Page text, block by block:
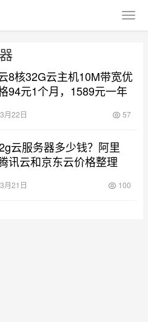
8核32G云主机10M带宽优
94元1个月，1589元一年
月22日 57
云服务器多少钱？阿里
讯云和京东云价格整理
月21日 100